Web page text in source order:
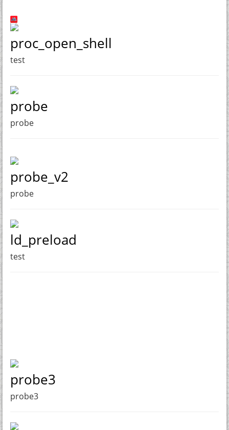
proc_open_shell
test
probe
probe
probe_v2
probe
ld_preload
test
probe3
probe3